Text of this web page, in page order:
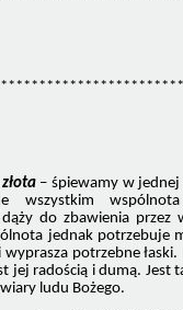
– śpiewamy w jednej
wszystkim
do zbawienia
jednak potrzebuje
potrzebne
jej radością i dumą. Jest
ludu Bożego.